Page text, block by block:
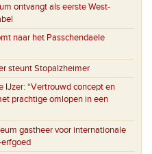
ontvangt als eerste West-
naar het Passchendaele
steunt Stopalzheimer
IJzer: “Vertrouwd concept en
prachtige omlopen in een
gastheer voor internationale